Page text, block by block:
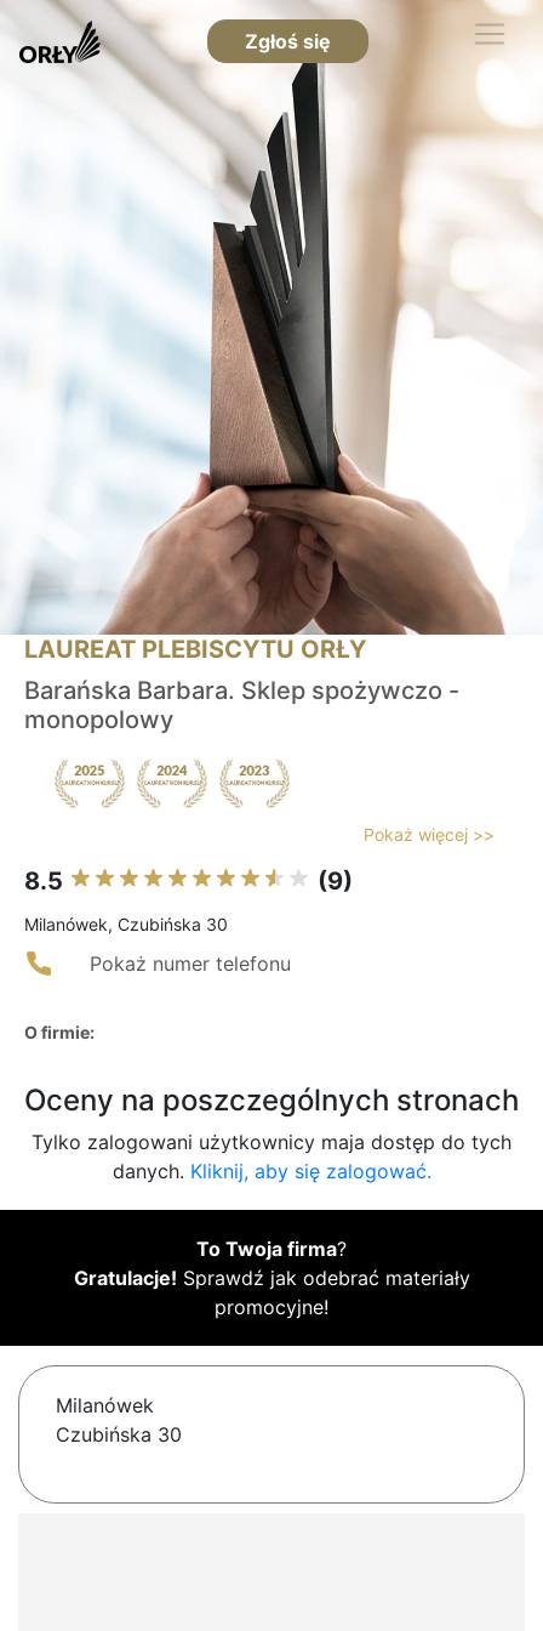
Zgłoś się
LAUREAT PLEBISCYTU ORŁY
Barańska Barbara. Sklep spożywczo -
monopolowy
Pokaż więcej >>
8.5 (9)
Milanówek, Czubińska 30
Pokaż numer telefonu
O firmie:
Oceny na poszczególnych stronach
Tylko zalogowani użytkownicy maja dostęp do tych
danych. Kliknij, aby się zalogować.
To Twoja firma?
Gratulacje! Sprawdź jak odebrać materiały
promocyjne!
Milanówek
Czubińska 30